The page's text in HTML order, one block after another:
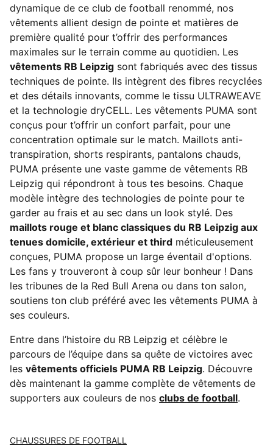
dynamique de ce club de football renommé, nos
vêtements allient design de pointe et matières de
première qualité pour t’offrir des performances
maximales sur le terrain comme au quotidien. Les
vêtements RB Leipzig sont fabriqués avec des tissus
techniques de pointe. Ils intègrent des fibres recyclées
et des détails innovants, comme le tissu ULTRAWEAVE
et la technologie dryCELL. Les vêtements PUMA sont
conçus pour t’offrir un confort parfait, pour une
concentration optimale sur le match. Maillots anti-
transpiration, shorts respirants, pantalons chauds,
PUMA présente une vaste gamme de vêtements RB
Leipzig qui répondront à tous tes besoins. Chaque
modèle intègre des technologies de pointe pour te
garder au frais et au sec dans un look stylé. Des
maillots rouge et blanc classiques du RB Leipzig aux
tenues domicile, extérieur et third méticuleusement
conçues, PUMA propose un large éventail d'options.
Les fans y trouveront à coup sûr leur bonheur ! Dans
les tribunes de la Red Bull Arena ou dans ton salon,
soutiens ton club préféré avec les vêtements PUMA à
ses couleurs.
Entre dans l’histoire du RB Leipzig et célèbre le
parcours de l’équipe dans sa quête de victoires avec
les vêtements officiels PUMA RB Leipzig. Découvre
dès maintenant la gamme complète de vêtements de
supporters aux couleurs de nos clubs de football.
CHAUSSURES DE FOOTBALL